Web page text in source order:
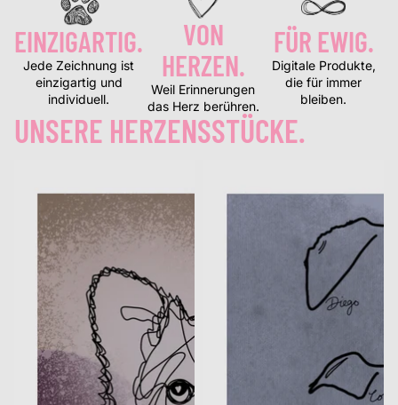
EINZIGARTIG.
Jede Zeichnung ist
einzigartig und
individuell.
VON
HERZEN.
Weil Erinnerungen
das Herz berühren.
FÜR EWIG.
Digitale Produkte,
die für immer
bleiben.
UNSERE HERZENSSTÜCKE.